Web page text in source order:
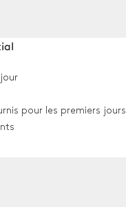
= 0,8m / 1,8m
pour les premiers jours